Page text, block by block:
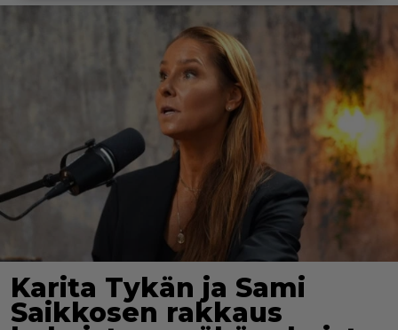
Karita Tykän ja Sami
Saikkosen rakkaus